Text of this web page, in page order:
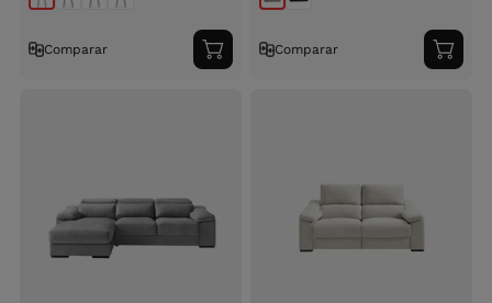
Comparar
Adicionar
ao
Comparar
ao